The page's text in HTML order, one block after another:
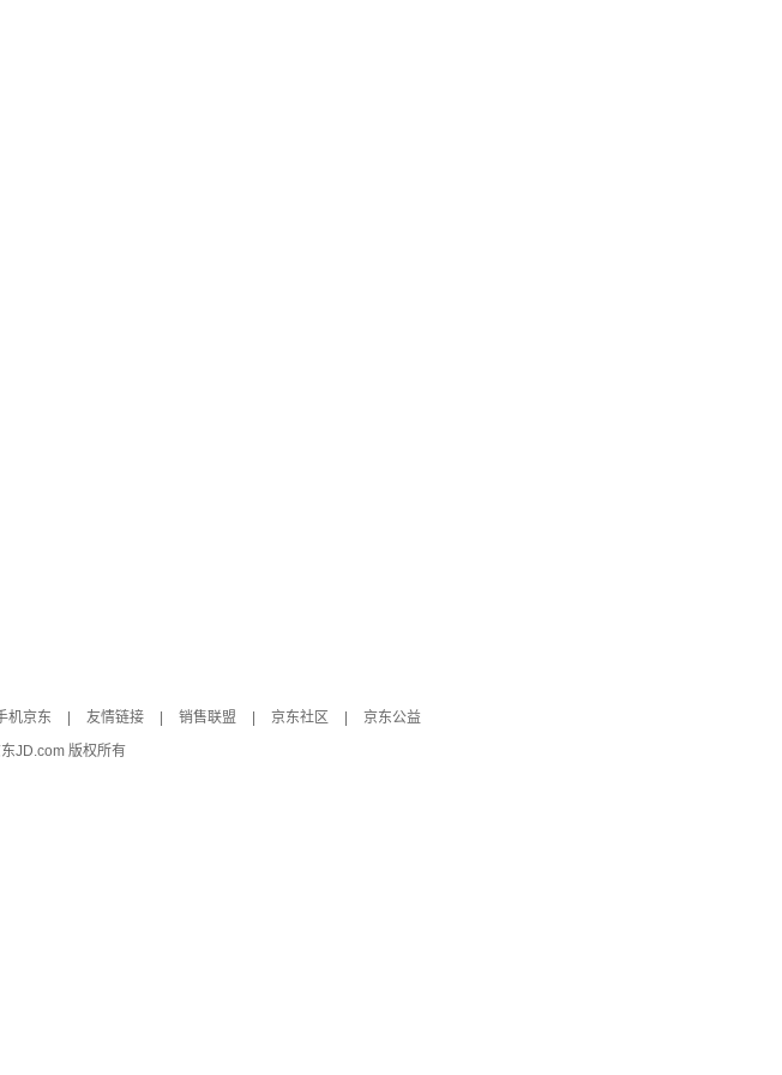
机京东 友情链接 销售联盟 京东社区
京东公益
JD.com 版权所有